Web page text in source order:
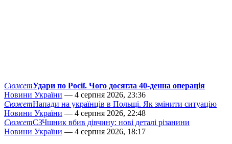
СюжетУдари по Росії. Чого досягла 40-денна операція
Новини України — 4 серпня 2026, 23:36
СюжетНапади на українців в Польщі. Як змінити ситуацію
Новини України — 4 серпня 2026, 22:48
СюжетСЗЧшник вбив дівчину: нові деталі різанини
Новини України — 4 серпня 2026, 18:17